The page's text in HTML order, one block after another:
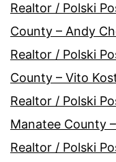
Realtor / Polski
County – Andy
Realtor / Polski
County – Vito
Realtor / Polski
Manatee County –
Realtor / Polski